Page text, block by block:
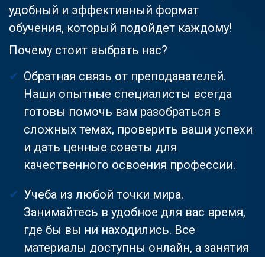
удобный и эффективный формат
обучения, который подойдет каждому!
Почему стоит выбрать нас?
Обратная связь от преподавателей.
Наши опытные специалисты всегда
готовы помочь вам разобраться в
сложных темах, проверить ваши успехи
и дать ценные советы для
качественного освоения профессии.
Учеба из любой точки мира.
Занимайтесь в удобное для вас время,
где бы вы ни находились. Все
материалы доступны онлайн, а занятия